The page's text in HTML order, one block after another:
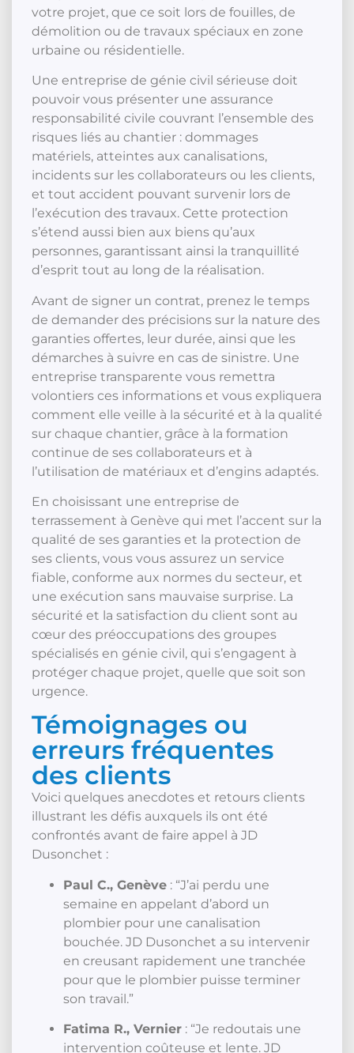
votre projet, que ce soit lors de fouilles, de
démolition ou de travaux spéciaux en zone
urbaine ou résidentielle.
Une entreprise de génie civil sérieuse doit
pouvoir vous présenter une assurance
responsabilité civile couvrant l’ensemble des
risques liés au chantier : dommages
matériels, atteintes aux canalisations,
incidents sur les collaborateurs ou les clients,
et tout accident pouvant survenir lors de
l’exécution des travaux. Cette protection
s’étend aussi bien aux biens qu’aux
personnes, garantissant ainsi la tranquillité
d’esprit tout au long de la réalisation.
Avant de signer un contrat, prenez le temps
de demander des précisions sur la nature des
garanties offertes, leur durée, ainsi que les
démarches à suivre en cas de sinistre. Une
entreprise transparente vous remettra
volontiers ces informations et vous expliquera
comment elle veille à la sécurité et à la qualité
sur chaque chantier, grâce à la formation
continue de ses collaborateurs et à
l’utilisation de matériaux et d’engins adaptés.
En choisissant une entreprise de
terrassement à Genève qui met l’accent sur la
qualité de ses garanties et la protection de
ses clients, vous vous assurez un service
fiable, conforme aux normes du secteur, et
une exécution sans mauvaise surprise. La
sécurité et la satisfaction du client sont au
cœur des préoccupations des groupes
spécialisés en génie civil, qui s’engagent à
protéger chaque projet, quelle que soit son
urgence.
Témoignages ou
erreurs fréquentes
des clients
Voici quelques anecdotes et retours clients
illustrant les défis auxquels ils ont été
confrontés avant de faire appel à JD
Dusonchet :
Paul C., Genève : “J’ai perdu une
semaine en appelant d’abord un
plombier pour une canalisation
bouchée. JD Dusonchet a su intervenir
en creusant rapidement une tranchée
pour que le plombier puisse terminer
son travail.”
Fatima R., Vernier : “Je redoutais une
intervention coûteuse et lente. JD